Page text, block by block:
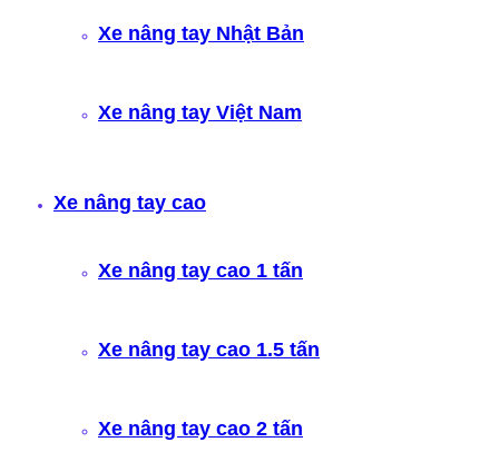
Xe nâng tay Nhật Bản
Xe nâng tay Việt Nam
Xe nâng tay cao
Xe nâng tay cao 1 tấn
Xe nâng tay cao 1.5 tấn
Xe nâng tay cao 2 tấn